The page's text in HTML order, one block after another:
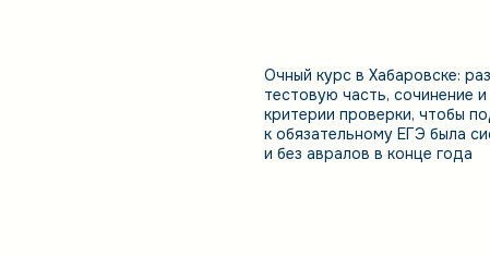
Очный курс в Хабаровске:
тестовую часть, сочинение и
критерии проверки, чтобы
к обязательному ЕГЭ была
и без авралов в конце года